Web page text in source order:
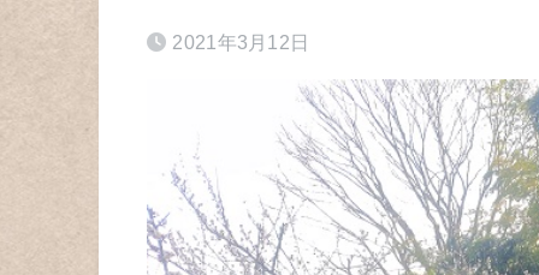
2021年3月12日